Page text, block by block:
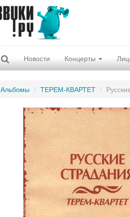
Новости Концерты
Альбомы ТЕРЕМ-КВАРТЕТ